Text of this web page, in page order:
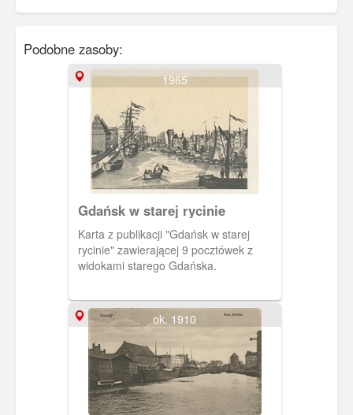
Podobne zasoby:
1965
Gdańsk w starej rycinie
Karta z publikacji "Gdańsk w starej
rycinie" zawierającej 9 pocztówek z
widokami starego Gdańska.
ok. 1910